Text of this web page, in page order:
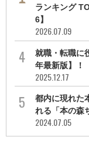
ランキング
6】
2026.07.09
就職・転職に
年最新版】！
2025.12.17
都内に現れた
れる「本の森
2024.07.05